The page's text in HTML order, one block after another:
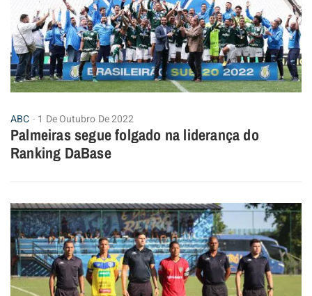
ABC 1 De Outubro De 2022
Palmeiras segue folgado na liderança do
Ranking DaBase